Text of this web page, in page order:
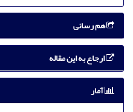
هم رسانی
ارجاع به این مقاله
آمار